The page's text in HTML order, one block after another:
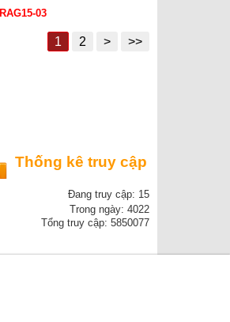
RAG15-03
1 2 > >>
Thống kê truy cập
Đang truy cập: 15
Trong ngày: 4022
Tổng truy cập: 5850077